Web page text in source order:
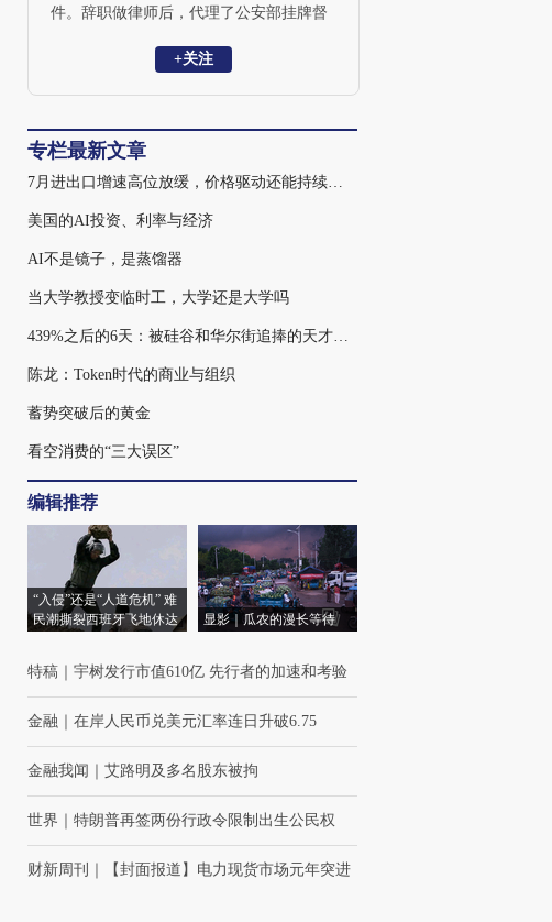
件。辞职做律师后，代理了公安部挂牌督
件。在《读书》《法学家茶座》《犯罪研
的中国》，同时是《精英的浮沉——中国
+关注
专栏最新文章
7月进出口增速高位放缓，价格驱动还能持续多久
美国的AI投资、利率与经济
AI不是镜子，是蒸馏器
当大学教授变临时工，大学还是大学吗
439%之后的6天：被硅谷和华尔街追捧的天才，为何走入杠杆误区
陈龙：Token时代的商业与组织
蓄势突破后的黄金
看空消费的“三大误区”
编辑推荐
“入侵”还是“人道危机” 难
民潮撕裂西班牙飞地休达
显影｜瓜农的漫长等待
特稿 宇树发行市值610亿 先行者的加速和考验
金融 在岸人民币兑美元汇率连日升破6.75
金融我闻 艾路明及多名股东被拘
世界 特朗普再签两份行政令限制出生公民权
财新周刊 【封面报道】电力现货市场元年突进